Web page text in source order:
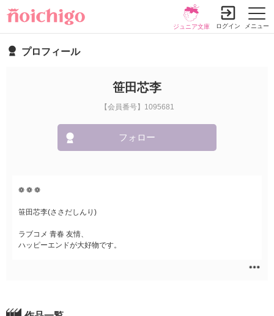
メニュー
ジュニア文庫 ログイン
プロフィール
笹田芯李
【会員番号】1095681
フォロー
❁ ❁ ❁
笹田芯李(ささだしんり)
ラブコメ 青春 友情、
ハッピーエンドが大好物です。